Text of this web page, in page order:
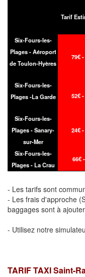
Tarif
Six-Fours-les-
Plages - Aéroport
de Toulon-Hyères
79€
Six-Fours-les-
Plages -La Garde
52€
Six-Fours-les-
Plages - Sanary-
sur-Mer
24€
Six-Fours-les-
Plages - La Crau
66€
- Les tarifs sont
- Les frais d'approche
baggages sont à ajouter
- Utilisez notre
TARIF TAXI Saint-